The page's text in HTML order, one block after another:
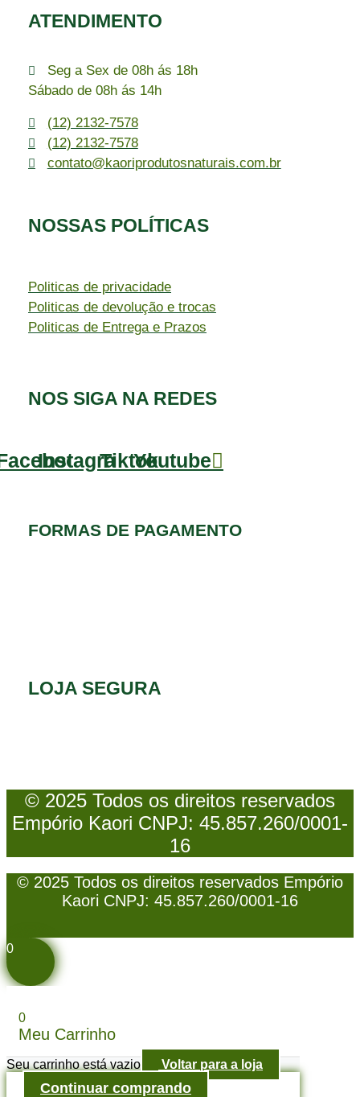
ATENDIMENTO
Seg a Sex de 08h ás 18h
Sábado de 08h ás 14h
(12) 2132-7578
(12) 2132-7578
contato@kaoriprodutosnaturais.com.br
NOSSAS POLÍTICAS
Politicas de privacidade
Politicas de devolução e trocas
Politicas de Entrega e Prazos
NOS SIGA NA REDES
Instagram
TiktokYoutube
FORMAS DE PAGAMENTO
LOJA SEGURA
© 2025 Todos os direitos reservados
Empório Kaori CNPJ: 45.857.260/0001-
16
© 2025 Todos os direitos reservados Empório
Kaori CNPJ: 45.857.260/0001-16
0
0
Meu Carrinho
Seu carrinho está vazio Voltar para a loja
Continuar comprando